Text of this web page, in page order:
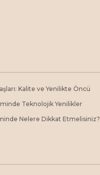
Kalite ve Yenilikte Öncü
Teknolojik Yenilikler
Nelere Dikkat Etmelisiniz?